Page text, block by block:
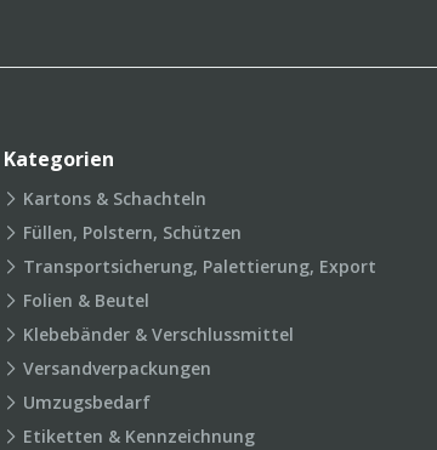
Kategorien
Kartons & Schachteln
Füllen, Polstern, Schützen
Transportsicherung, Palettierung, Export
Folien & Beutel
Klebebänder & Verschlussmittel
Versandverpackungen
Umzugsbedarf
Etiketten & Kennzeichnung